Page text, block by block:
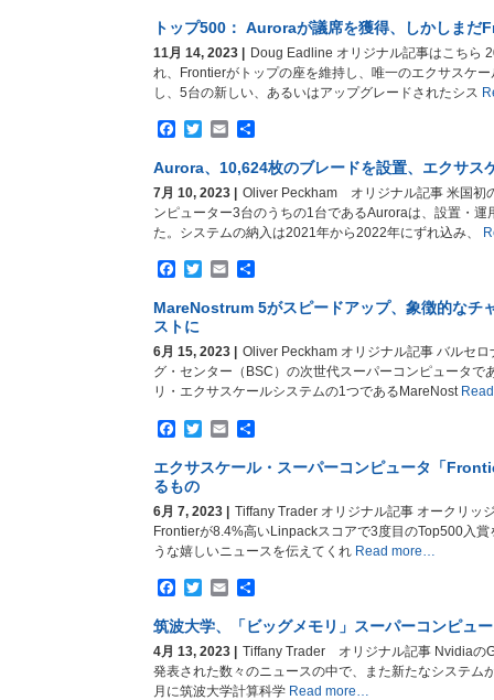
トップ500： Auroraが議席を獲得、しかしまだ
11月 14, 2023 | Doug Eadline オリジナル記事はこちら
れ、Frontierがトップの座を維持し、唯一のエクサスケ
し、5台の新しい、あるいはアップグレードされたシス
Facebook
TwitterEmail
共
Aurora、10,624枚のブレードを設置、エクサス
7月 10, 2023 |
Oliver Peckham オリジナル記事 米国初
ンピューター3台のうちの1台であるAuroraは、設置・運
た。システムの納入は2021年から2022年にずれ込み、
Facebook
TwitterEmail
共
MareNostrum 5がスピードアップ、象徴的なチ
ストに
6月 15, 2023 |
Oliver Peckham オリジナル記事 バルセ
グ・センター（BSC）の次世代スーパーコンピュータで
リ・エクサスケールシステムの1つであるMareNost
Facebook
TwitterEmail
共
エクサスケール・スーパーコンピュータ「
るもの
6月 7, 2023 | Tiffany Trader オリジナル記事 オークリッ
Frontierが8.4%高いLinpackスコアで3度目のTop500入
うな嬉しいニュースを伝えてくれRead more…
Facebook
TwitterEmail
共
筑波大学、「ビッグメモリ」スーパーコンピュ
4月 13, 2023 |
Tiffany Trader オリジナル記事 Nvidiaの
発表された数々のニュースの中で、また新たなシステム
月に筑波大学計算科学Read more…